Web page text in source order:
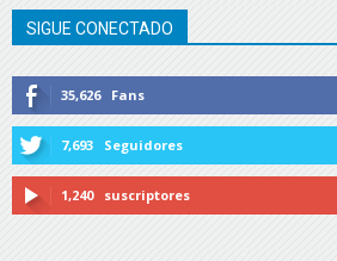
SIGUE CONECTADO
35,626 Fans
7,693 Seguidores
1,240 suscriptores